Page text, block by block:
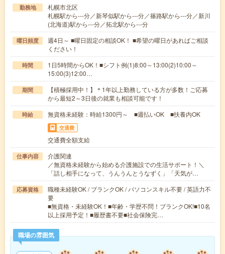
勤務地
札幌市北区
札幌駅から---分／新琴似駅から---分／篠路駅から---分／新川
(北海道)駅から---分／拓北駅から---分
曜日頻度
週4日～ ■曜日固定の相談OK！ ■希望の曜日があればご相談
ください！
時間
1日5時間からOK！■シフト例(1)8:00～13:00(2)10:00～
15:00(3)12:00…
期間
【積極採用中！】＊1年以上勤務している方が多数！ご応募
から最短2～3日後の就業も相談可能です！
時給 無資格未経験：時給1300円～ ■週払いOK ■扶養内OK
交通費
交通費全額支給
仕事内容
介護関連
／無資格未経験から始める介護施設での生活サポート！＼
「話し相手になって、うんうんとうなずく」「天気が…
応募資格
職種未経験OK / ブランクOK / パソコンスキル不要 / 英語力不
要
■無資格・未経験OK！■年齢・学歴不問！ブランクOK!■10名
以上採用予定！■履歴書不要■社会保険完…
職場の雰囲気